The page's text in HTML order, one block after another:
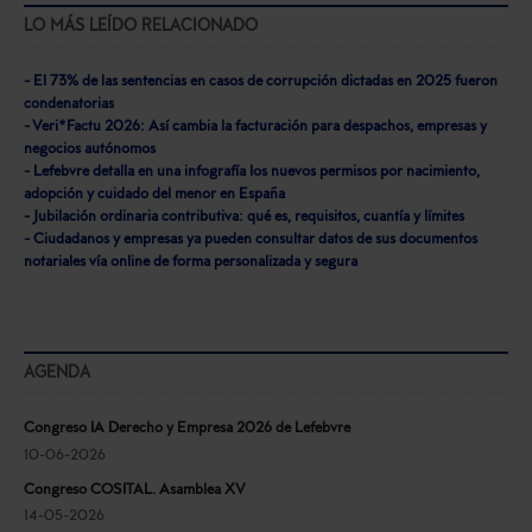
LO MÁS LEÍDO RELACIONADO
- El 73% de las sentencias en casos de corrupción dictadas en 2025 fueron
condenatorias
- Veri*Factu 2026: Así cambia la facturación para despachos, empresas y
negocios autónomos
- Lefebvre detalla en una infografía los nuevos permisos por nacimiento,
adopción y cuidado del menor en España
- Jubilación ordinaria contributiva: qué es, requisitos, cuantía y límites
- Ciudadanos y empresas ya pueden consultar datos de sus documentos
notariales vía online de forma personalizada y segura
AGENDA
Congreso IA Derecho y Empresa 2026 de Lefebvre
10-06-2026
Congreso COSITAL. Asamblea XV
14-05-2026